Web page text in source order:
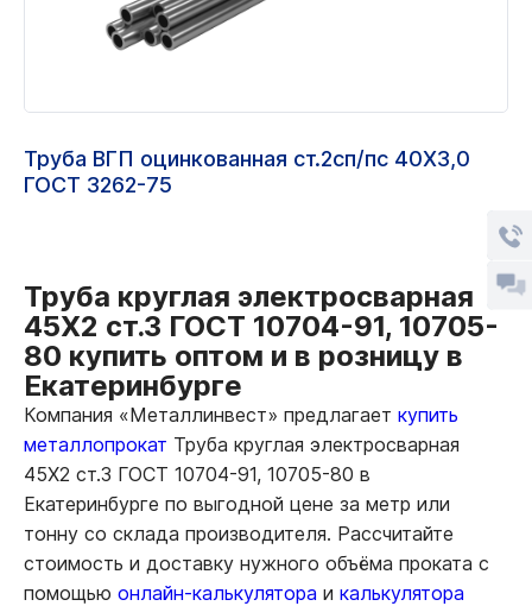
Труба ВГП оцинкованная ст.2сп/пс 40Х3,0
ГОСТ 3262-75
Труба круглая электросварная
45Х2 ст.3 ГОСТ 10704-91, 10705-
80 купить оптом и в розницу в
Екатеринбурге
Компания «Металлинвест» предлагает купить
металлопрокат Труба круглая электросварная
45Х2 ст.3 ГОСТ 10704-91, 10705-80 в
Екатеринбурге по выгодной цене за метр или
тонну со склада производителя. Рассчитайте
стоимость и доставку нужного объёма проката с
помощью онлайн-калькулятора и калькулятора